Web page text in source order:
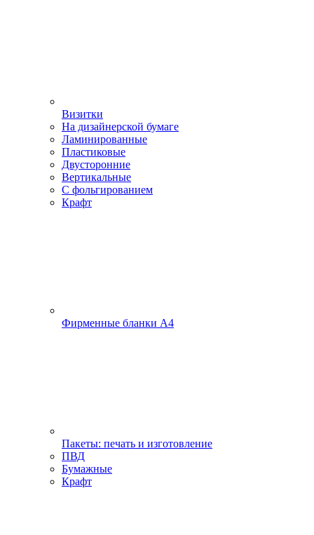
Визитки
На дизайнерской бумаге
Ламинированные
Пластиковые
Двусторонние
Вертикальные
С фольгированием
Крафт
Фирменные бланки А4
Пакеты: печать и изготовление
ПВД
Бумажные
Крафт